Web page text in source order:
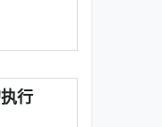
行